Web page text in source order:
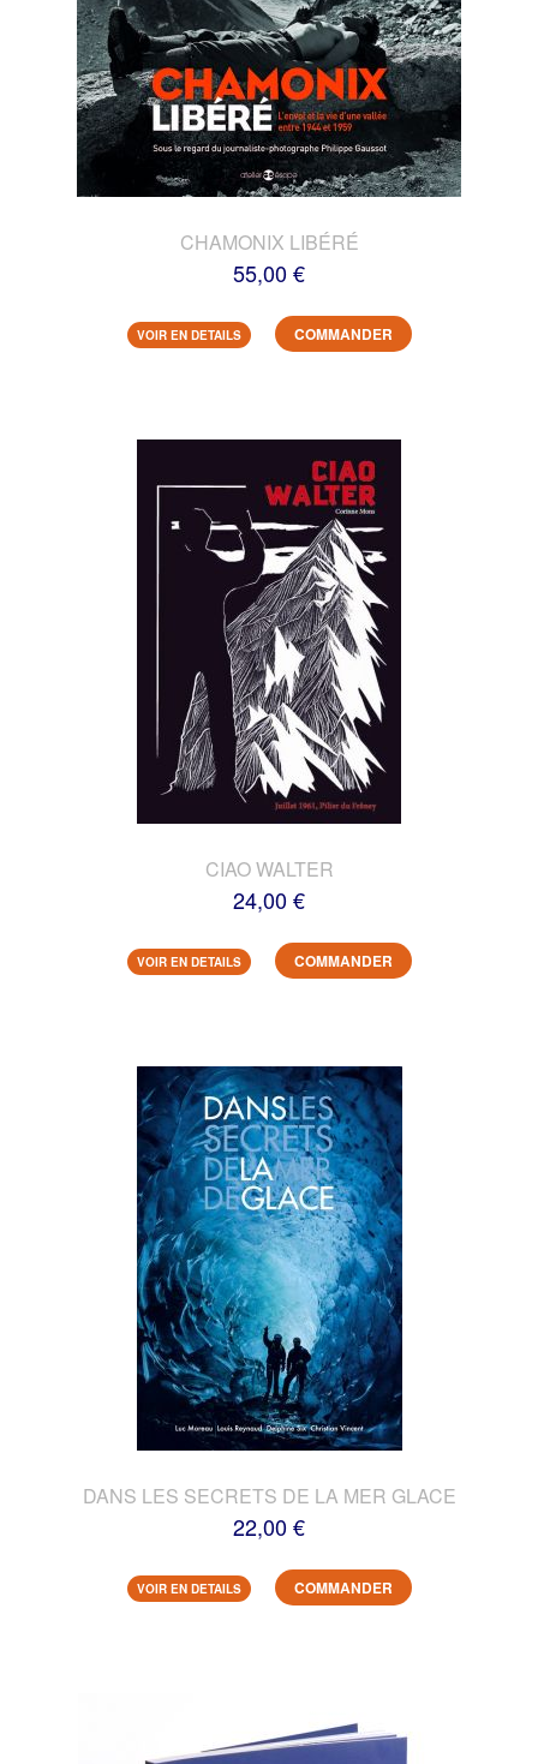
CHAMONIX LIBÉRÉ
55,00 €
VOIR EN DETAILS COMMANDER
CIAO WALTER
24,00 €
VOIR EN DETAILS COMMANDER
DANS LES SECRETS DE LA MER GLACE
22,00 €
VOIR EN DETAILS COMMANDER